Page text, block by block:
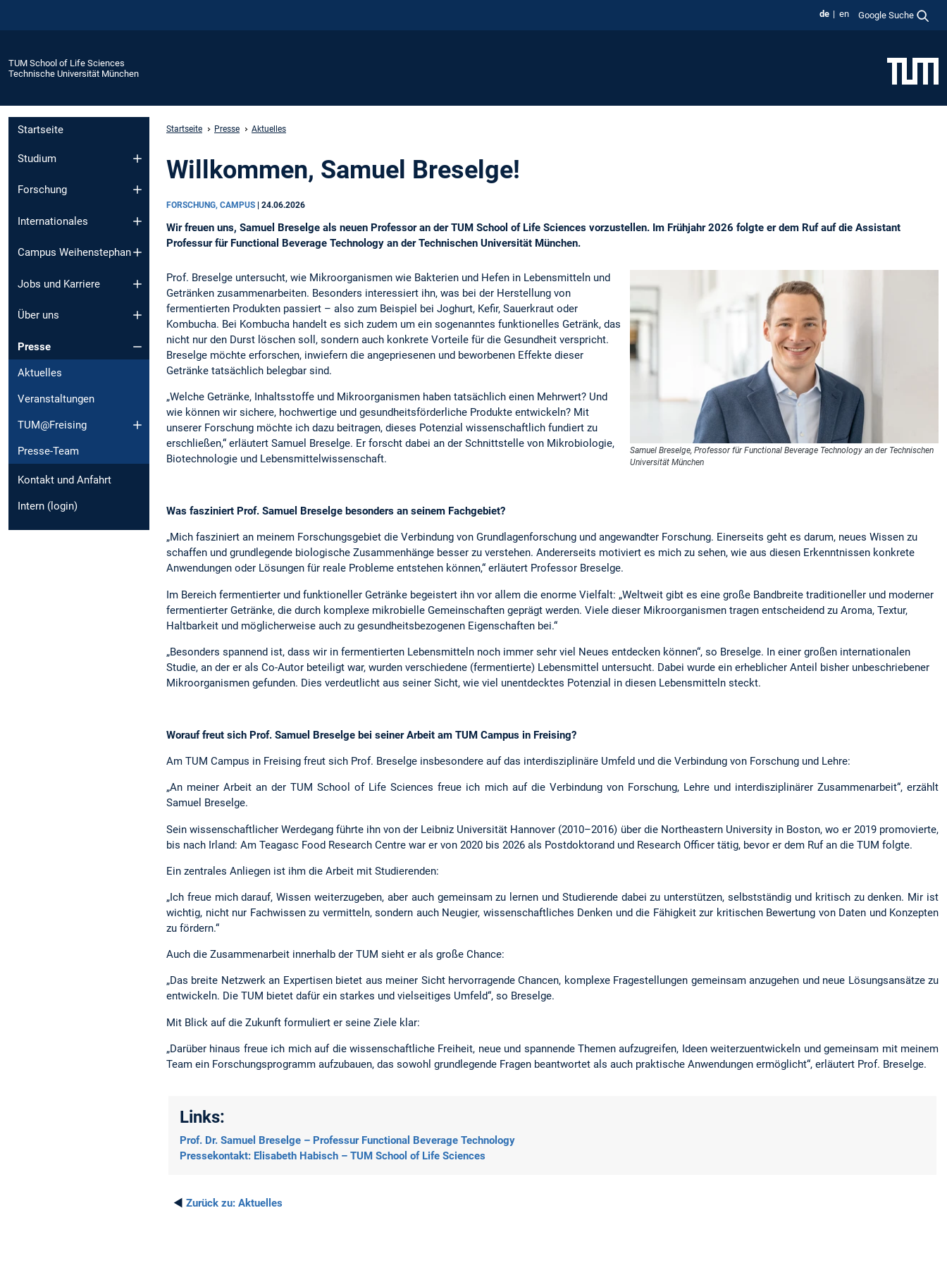
de en Google Suche
TUM School of Life Sciences
Technische Universität München
Startseite
Studium
Forschung
Internationales
Campus Weihenstephan
Jobs und Karriere
Über uns
Presse
Aktuelles
Veranstaltungen
TUM@Freising
Presse-Team
Kontakt und Anfahrt
Intern (login)
Startseite Presse Aktuelles
Willkommen, Samuel Breselge!
FORSCHUNG, CAMPUS | 24.06.2026
Wir freuen uns, Samuel Breselge als neuen Professor an der TUM School of Life Sciences vorzustellen. Im Frühjahr 2026 folgte er dem Ruf auf die Assistant
Professur für Functional Beverage Technology an der Technischen Universität München.
Samuel Breselge, Professor für Functional Beverage Technology an der Technischen
Universität München
Prof. Breselge untersucht, wie Mikroorganismen wie Bakterien und Hefen in Lebensmitteln und
Getränken zusammenarbeiten. Besonders interessiert ihn, was bei der Herstellung von
fermentierten Produkten passiert – also zum Beispiel bei Joghurt, Kefir, Sauerkraut oder
Kombucha. Bei Kombucha handelt es sich zudem um ein sogenanntes funktionelles Getränk, das
nicht nur den Durst löschen soll, sondern auch konkrete Vorteile für die Gesundheit verspricht.
Breselge möchte erforschen, inwiefern die angepriesenen und beworbenen Effekte dieser
Getränke tatsächlich belegbar sind.
„Welche Getränke, Inhaltsstoffe und Mikroorganismen haben tatsächlich einen Mehrwert? Und
wie können wir sichere, hochwertige und gesundheitsförderliche Produkte entwickeln? Mit
unserer Forschung möchte ich dazu beitragen, dieses Potenzial wissenschaftlich fundiert zu
erschließen,“ erläutert Samuel Breselge. Er forscht dabei an der Schnittstelle von Mikrobiologie,
Biotechnologie und Lebensmittelwissenschaft.
Was fasziniert Prof. Samuel Breselge besonders an seinem Fachgebiet?
„Mich fasziniert an meinem Forschungsgebiet die Verbindung von Grundlagenforschung und angewandter Forschung. Einerseits geht es darum, neues Wissen zu
schaffen und grundlegende biologische Zusammenhänge besser zu verstehen. Andererseits motiviert es mich zu sehen, wie aus diesen Erkenntnissen konkrete
Anwendungen oder Lösungen für reale Probleme entstehen können,“ erläutert Professor Breselge.
Im Bereich fermentierter und funktioneller Getränke begeistert ihn vor allem die enorme Vielfalt: „Weltweit gibt es eine große Bandbreite traditioneller und moderner
fermentierter Getränke, die durch komplexe mikrobielle Gemeinschaften geprägt werden. Viele dieser Mikroorganismen tragen entscheidend zu Aroma, Textur,
Haltbarkeit und möglicherweise auch zu gesundheitsbezogenen Eigenschaften bei.“
„Besonders spannend ist, dass wir in fermentierten Lebensmitteln noch immer sehr viel Neues entdecken können“, so Breselge. In einer großen internationalen
Studie, an der er als Co-Autor beteiligt war, wurden verschiedene (fermentierte) Lebensmittel untersucht. Dabei wurde ein erheblicher Anteil bisher unbeschriebener
Mikroorganismen gefunden. Dies verdeutlicht aus seiner Sicht, wie viel unentdecktes Potenzial in diesen Lebensmitteln steckt.
Worauf freut sich Prof. Samuel Breselge bei seiner Arbeit am TUM Campus in Freising?
Am TUM Campus in Freising freut sich Prof. Breselge insbesondere auf das interdisziplinäre Umfeld und die Verbindung von Forschung und Lehre:
„An meiner Arbeit an der TUM School of Life Sciences freue ich mich auf die Verbindung von Forschung, Lehre und interdisziplinärer Zusammenarbeit“, erzählt
Samuel Breselge.
Sein wissenschaftlicher Werdegang führte ihn von der Leibniz Universität Hannover (2010–2016) über die Northeastern University in Boston, wo er 2019 promovierte,
bis nach Irland: Am Teagasc Food Research Centre war er von 2020 bis 2026 als Postdoktorand und Research Officer tätig, bevor er dem Ruf an die TUM folgte.
Ein zentrales Anliegen ist ihm die Arbeit mit Studierenden:
„Ich freue mich darauf, Wissen weiterzugeben, aber auch gemeinsam zu lernen und Studierende dabei zu unterstützen, selbstständig und kritisch zu denken. Mir ist
wichtig, nicht nur Fachwissen zu vermitteln, sondern auch Neugier, wissenschaftliches Denken und die Fähigkeit zur kritischen Bewertung von Daten und Konzepten
zu fördern.“
Auch die Zusammenarbeit innerhalb der TUM sieht er als große Chance:
„Das breite Netzwerk an Expertisen bietet aus meiner Sicht hervorragende Chancen, komplexe Fragestellungen gemeinsam anzugehen und neue Lösungsansätze zu
entwickeln. Die TUM bietet dafür ein starkes und vielseitiges Umfeld“, so Breselge.
Mit Blick auf die Zukunft formuliert er seine Ziele klar:
„Darüber hinaus freue ich mich auf die wissenschaftliche Freiheit, neue und spannende Themen aufzugreifen, Ideen weiterzuentwickeln und gemeinsam mit meinem
Team ein Forschungsprogramm aufzubauen, das sowohl grundlegende Fragen beantwortet als auch praktische Anwendungen ermöglicht“, erläutert Prof. Breselge.
Links:
Prof. Dr. Samuel Breselge – Professur Functional Beverage Technology
Pressekontakt: Elisabeth Habisch – TUM School of Life Sciences
◄ Zurück zu: Aktuelles